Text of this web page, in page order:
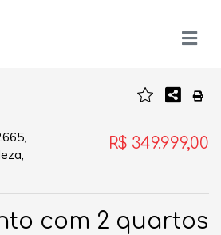
R$ 349.999,00
com 2 quartos